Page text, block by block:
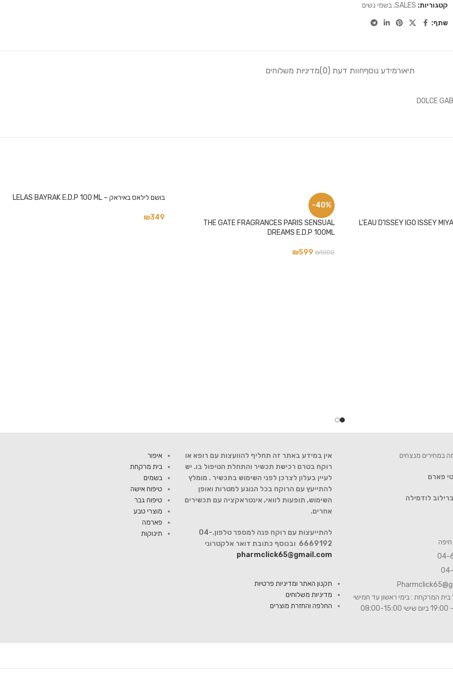
קטגוריות: SALES
, בשמי נשים
שתף:
תיאורמידע נוסףחוות דעת (0) מדיניות משלוחים
L'EAU D'ISSEY IGO ISSEY
-40%
THE GATE FRAGRANCES PARIS SENSUAL
DREAMS E.D.P 100ML
₪1000
₪599
בושם לילאס באיראק – LELAS BAYRAK E.D.P 100 ML
₪349
איפור
בית מרקחת
בשמים
טיפוח אישה
טיפוח גבר
מוצרי טבע
פארמה
תינוקות
אין במידע באתר זה תחליף להוועצות עם רופא או
רוקח בטרם רכישת תכשיר והתחלת הטיפול בו. יש
לעיין בעלון לצרכן לפני השימוש בתכשיר . מומלץ
להתייעץ עם הרוקח בכל הנוגע למטרות ואופן
השימוש, תופעות לוואי, אינטראקציה עם תכשירים
אחרים.
להתייעצות עם רוקח פנה למספר טלפון.04-
6669192 ובנוסף כתובת דואר אלקטרוני
pharmclick65@gmail.com
תקנון האתר ומדיניות פרטיות
מדיניות משלוחים
החלפה והחזרת מוצרים
במחירים מנצחים
פארם
לודמילה
המרקחת : בימי ראשון עד חמישי